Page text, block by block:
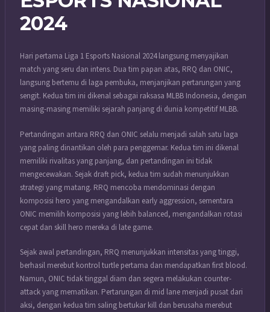
2024
Hari pertama Liga 1 Esports Nasional 2024 langsung menyajikan
match yang seru dan intens. Dua tim papan atas, RRQ dan ONIC,
langsung bertemu di laga pembuka, menjanjikan pertarungan yang
sengit. Kedua tim ini dikenal sebagai raksasa MLBB Indonesia, dengan
masing-masing memiliki sejarah panjang di dunia kompetitif MLBB.
Pertandingan antara RRQ dan ONIC selalu menjadi salah satu laga
yang paling dinantikan oleh para penggemar. Kedua tim ini dikenal
memiliki rivalitas yang panjang, dan pertandingan ini tidak
mengecewakan. Sejak draft pick, kedua tim sudah menunjukkan
strategi yang matang. RRQ mencoba mendominasi dengan
komposisi hero yang mengandalkan early aggression, sementara
ONIC memilih komposisi yang lebih balanced, mengandalkan rotasi
cepat dan skill hero mereka di late game.
Sejak awal pertandingan, RRQ menunjukkan intensitas yang tinggi,
berhasil merebut kontrol turtle pertama dan mendapatkan first blood.
Namun, ONIC tidak tinggal diam dan segera melakukan counter-
attack yang mematikan. Pertarungan di mid lane menjadi pusat dari
aksi, dengan kedua tim saling bertukar kill dan berusaha merebut